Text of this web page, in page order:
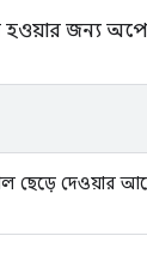
হওয়ার জন্য
ছেড়ে দেওয়ার